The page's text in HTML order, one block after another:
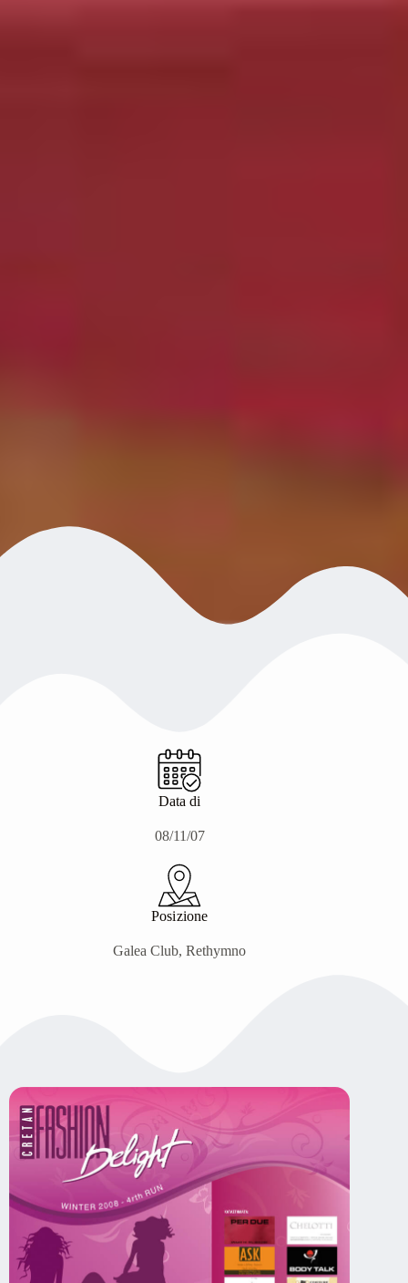
Data di
08/11/07
Posizione
Galea Club, Rethymno